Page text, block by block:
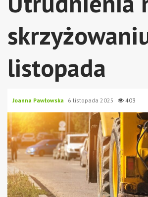
listopada
Joanna Pawłowska 6 listopada 2025 403